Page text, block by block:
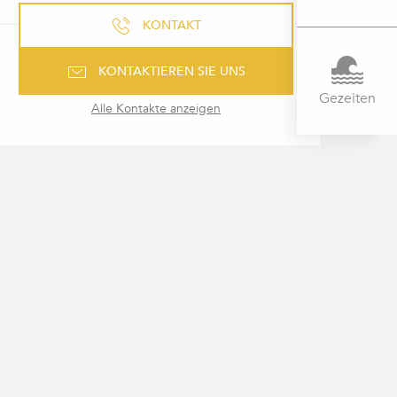
Gezeiten
KONTAKT
KONTAKTIEREN SIE UNS
Alle Kontakte anzeigen